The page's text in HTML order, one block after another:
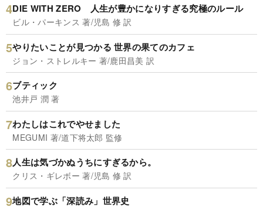
DIE WITH ZERO 人生が豊かになりすぎる究極のルール
ビル・パーキンス 著/児島 修 訳
やりたいことが見つかる 世界の果てのカフェ
ジョン・ストレルキー 著/鹿田昌美 訳
ブティック
池井戸 潤 著
わたしはこれでやせました
MEGUMI 著/道下将太郎 監修
人生は気づかぬうちにすぎるから。
クリス・ギレボー 著/児島 修 訳
地図で学ぶ「深読み」世界史